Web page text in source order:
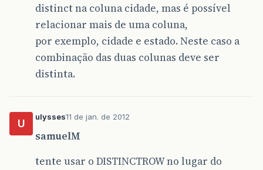
distinct na coluna cidade, mas é possível
relacionar mais de uma coluna,
por exemplo, cidade e estado. Neste caso a
combinação das duas colunas deve ser
distinta.
U
ulysses11 de jan. de 2012
samuelM
tente usar o DISTINCTROW no lugar do